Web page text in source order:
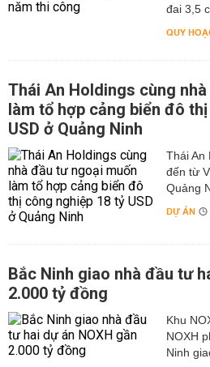
đai 3,5
QUY
Thái An Holdings cùng
làm tổ hợp cảng biển đô
USD ở Quảng Ninh
Thái An
đến từ
Quảng
DỰ ÁN
Bắc Ninh giao nhà đầu tư
2.000 tỷ đồng
Khu
NOXH
Ninh